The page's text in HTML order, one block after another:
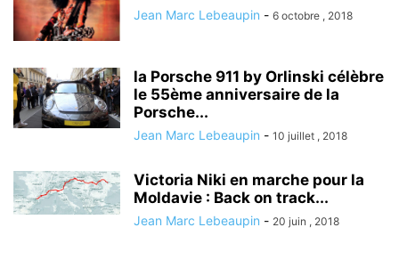
Jean Marc Lebeaupin - 6 octobre , 2018
la Porsche 911 by Orlinski célèbre
le 55ème anniversaire de la
Porsche...
Jean Marc Lebeaupin - 10 juillet , 2018
Victoria Niki en marche pour la
Moldavie : Back on track...
Jean Marc Lebeaupin - 20 juin , 2018